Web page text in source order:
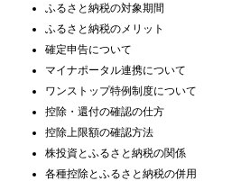
ふるさと納税の対象期間
ふるさと納税のメリット
確定申告について
マイナポータル連携について
ワンストップ特例制度について
控除・還付の確認の仕方
控除上限額の確認方法
株投資とふるさと納税の関係
各種控除とふるさと納税の併用